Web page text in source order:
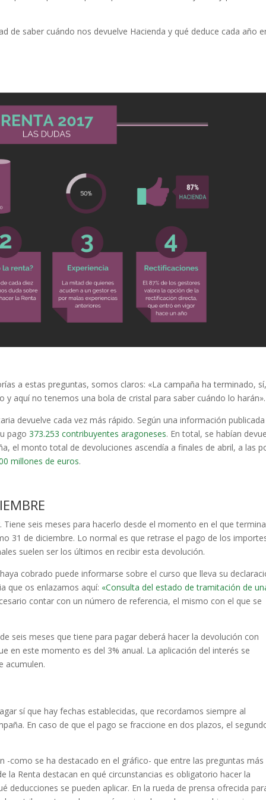
de saber cuándo nos devuelve Hacienda y qué deduce cada año
a estas preguntas, somos claros: «La campaña ha terminado,
aquí no tenemos una bola de cristal para saber cuándo lo harán».
devuelve cada vez más rápido. Según una información
pago373.253 contribuyentes aragoneses. En total, se habían
el monto total de devoluciones ascendía a finales de abril, a las
millones de euros.
seis meses para hacerlo desde el momento en el que
31 de diciembre. Lo normal es que retrase el pago de los
suelen ser los últimos en recibir esta devolución.
cobrado puede informarse sobre el curso que lleva su
que os enlazamos aquí: «Consulta del estado de tramitación de
contar con un número de referencia, el mismo con el que se
seis meses que tiene para pagar deberá hacer la devolución con
en este momento es del 3% anual. La aplicación del interés se
acumulen.
sí que hay fechas establecidas, que recordamos siempre al
En caso de que el pago se fraccione en dos plazos, el
-como se ha destacado en el gráfico- que entre las preguntas más
la Renta destacan en qué circunstancias es obligatorio hacer la
deducciones se pueden aplicar. En la rueda de prensa ofrecida